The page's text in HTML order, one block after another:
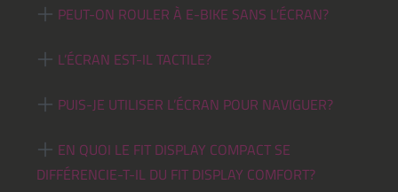
PEUT-ON ROULER À E-BIKE SANS L’ÉCRAN?
L’ÉCRAN EST-IL TACTILE?
PUIS-JE UTILISER L’ÉCRAN POUR NAVIGUER?
EN QUOI LE FIT DISPLAY COMPACT SE
DIFFÉRENCIE-T-IL DU FIT DISPLAY COMFORT?